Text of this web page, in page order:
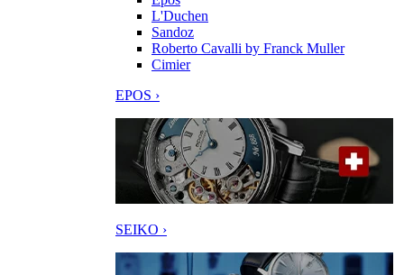
L'Duchen
Sandoz
Roberto Cavalli by Franck Muller
Cimier
EPOS ›
SEIKO ›